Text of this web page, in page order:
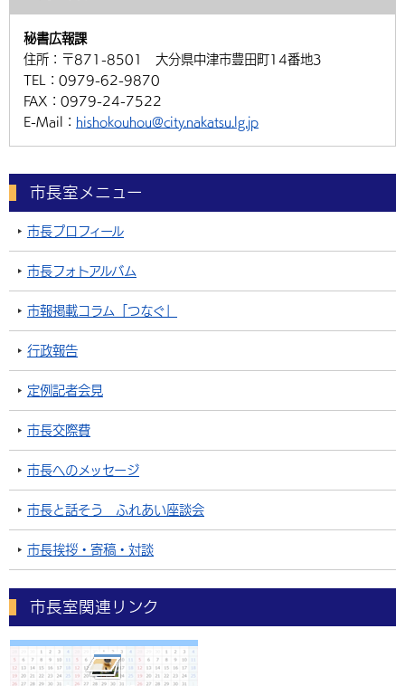
秘書広報課
住所： 〒871-8501 大分県中津市豊田町14番地3
TEL： 0979-62-9870
FAX： 0979-24-7522
E-Mail： hishokouhou@city.nakatsu.lg.jp
市長室メニュー
市長プロフィール
市長フォトアルバム
市報掲載コラム「つなぐ」
行政報告
定例記者会見
市長交際費
市長へのメッセージ
市長と話そう ふれあい座談会
市長挨拶・寄稿・対談
市長室関連リンク